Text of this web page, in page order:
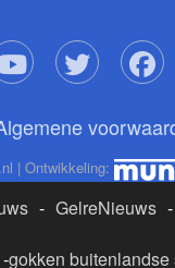
| Ontwikkeling:
- GelreNieuws -
gokken buitenlandse